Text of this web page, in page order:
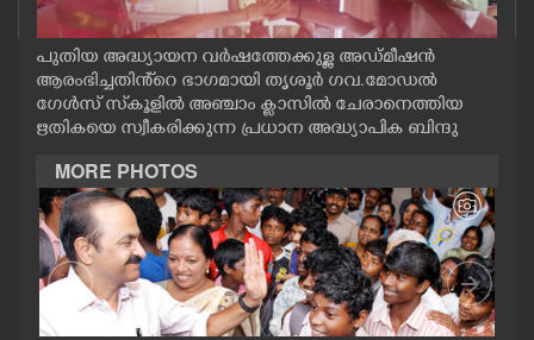
CASE DIARY
CINEMA
PHOTOS
LIFESTYLE
പുതിയ അദ്ധ്യായന വർഷത്തേക്കുള്ള അഡ്മീഷൻ
ആരംഭിച്ചതിൻ്റെ ഭാഗമായി തൃശൂർ ഗവ.മോഡൽ
ഗേൾസ് സ്‌കൂളിൽ അഞ്ചാം ക്ലാസിൽ ചേരാനെത്തിയ
ഋതികയെ സ്വീകരിക്കുന്ന പ്രധാന അദ്ധ്യാപിക ബിന്ദു
MORE PHOTOS